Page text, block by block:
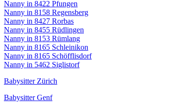
Nanny in 8422 Pfungen
Nanny in 8158 Regensberg
Nanny in 8427 Rorbas
Nanny in 8455 Rüdlingen
Nanny in 8153 Rümlang
Nanny in 8165 Schleinikon
Nanny in 8165 Schöfflisdorf
Nanny in 5462 Siglistorf
Babysitter Zürich
Babysitter Genf